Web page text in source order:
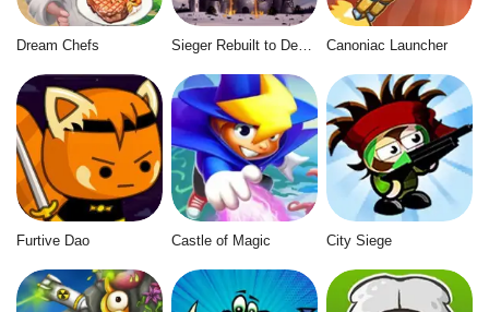
Dream Chefs Sieger Rebuilt to Destroy Canoniac Launcher
Furtive Dao Castle of Magic City Siege